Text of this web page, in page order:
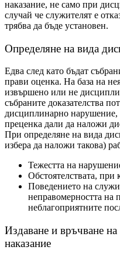
наказание, не само при
случай че служителят е
трябва да бъде установен.
Определяне на вида
Едва след като бъдат
прави оценка. На база на
извършено или не
събраните доказателства
дисциплинарно нарушение,
преценка дали да наложи
При определяне на вида
избера да наложи такова)
Тежестта на
Обстоятелствата, при
Поведението на
неправомерността на
неблагоприятните
Издаване и връчване
наказание